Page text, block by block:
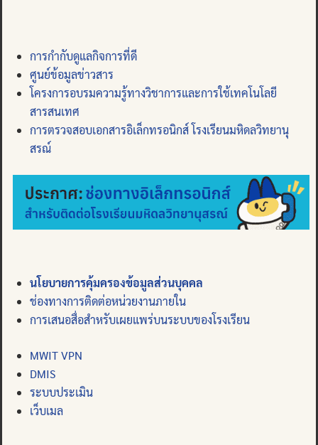
การกำกับดูแลกิจการที่ดี
ศูนย์ข้อมูลข่าวสาร
โครงการอบรมความรู้ทางวิชาการและการใช้เทคโนโลยี
สารสนเทศ
การตรวจสอบเอกสารอิเล็กทรอนิกส์ โรงเรียนมหิดลวิทยานุ
สรณ์
นโยบายการคุ้มครองข้อมูลส่วนบุคคล
ช่องทางการติดต่อหน่วยงานภายใน
การเสนอสื่อสำหรับเผยแพร่บนระบบของโรงเรียน
MWIT VPN
DMIS
ระบบประเมิน
เว็บเมล